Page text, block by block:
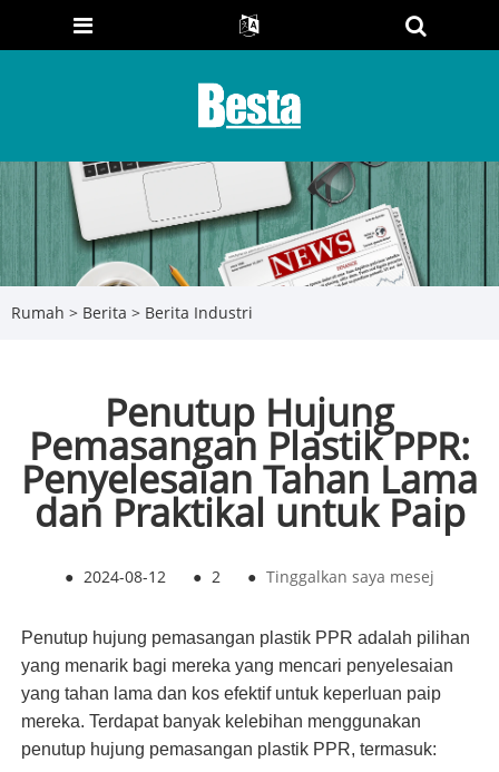
Rumah > Berita > Berita Industri
Penutup Hujung
Pemasangan Plastik PPR:
Penyelesaian Tahan Lama
dan Praktikal untuk Paip
● 2024-08-12 ● 2 ● Tinggalkan saya mesej
Penutup hujung pemasangan plastik PPR adalah pilihan
yang menarik bagi mereka yang mencari penyelesaian
yang tahan lama dan kos efektif untuk keperluan paip
mereka. Terdapat banyak kelebihan menggunakan
penutup hujung pemasangan plastik PPR, termasuk: